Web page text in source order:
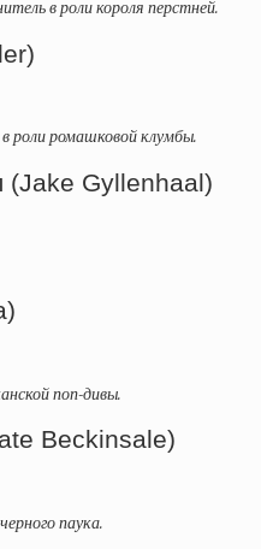
в роли короля перстней.
роли ромашковой клумбы.
Gyllenhaal)
поп-дивы.
Beckinsale)
паука.